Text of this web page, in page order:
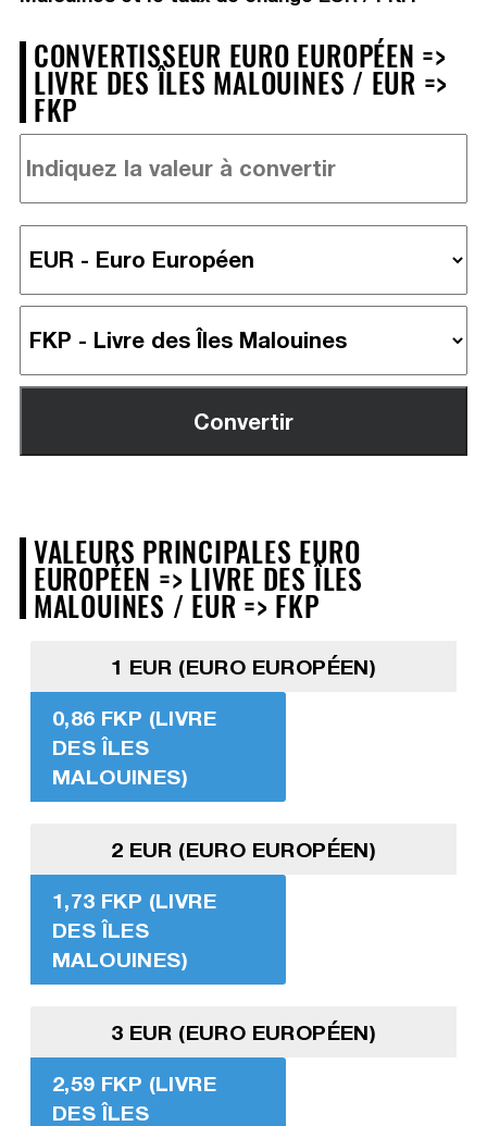
CONVERTISSEUR EURO EUROPÉEN =>
LIVRE DES ÎLES MALOUINES / EUR =>
FKP
VALEURS PRINCIPALES EURO
EUROPÉEN => LIVRE DES ÎLES
MALOUINES / EUR => FKP
1 EUR (EURO EUROPÉEN)
0,86 FKP (LIVRE
DES ÎLES
MALOUINES)
2 EUR (EURO EUROPÉEN)
1,73 FKP (LIVRE
DES ÎLES
MALOUINES)
3 EUR (EURO EUROPÉEN)
2,59 FKP (LIVRE
DES ÎLES